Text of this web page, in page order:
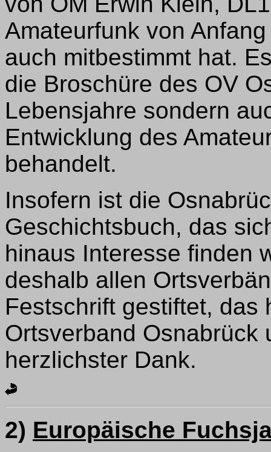
Amateurfunk von
auch mitbestimmt hat.
die Broschüre des OV
Lebensjahre sondern
Entwicklung des
behandelt.
Insofern ist die
Geschichtsbuch, das
hinaus Interesse finden
deshalb allen
Festschrift gestiftet, das
Ortsverband Osnabrück
herzlichster Dank.
2) Europäische